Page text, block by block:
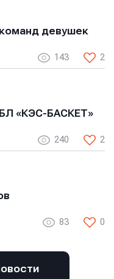
девушек
143 2
«КЭС-БАСКЕТ»
240 2
83 0